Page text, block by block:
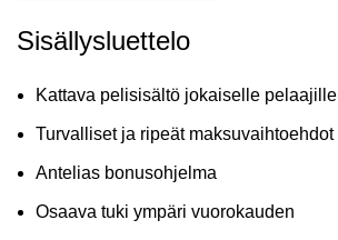
Sisällysluettelo
Kattava pelisisältö jokaiselle pelaajille
Turvalliset ja ripeät maksuvaihtoehdot
Antelias bonusohjelma
Osaava tuki ympäri vuorokauden